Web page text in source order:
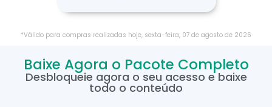
*Válido para compras realizadas hoje, sexta-feira, 07 de agosto de 2026
Baixe Agora o Pacote Completo
Desbloqueie agora o seu acesso e baixe
todo o conteúdo